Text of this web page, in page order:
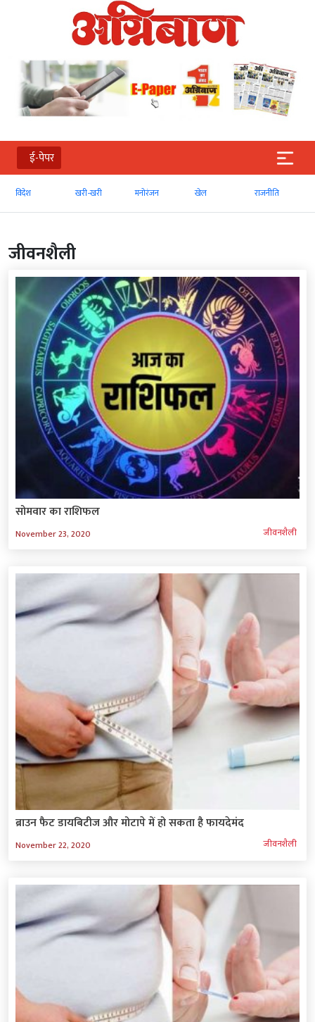
ई-पेपर
खरी-खरी मनोरंजन खेल राजनीति व्‍यापार
जीवनशैली
सोमवार का राशिफल
November 23, 2020 जीवनशैली
ब्राउन फैट डायबिटीज और मोटापे में हो सकता है फायदेमंद
November 22, 2020 जीवनशैली